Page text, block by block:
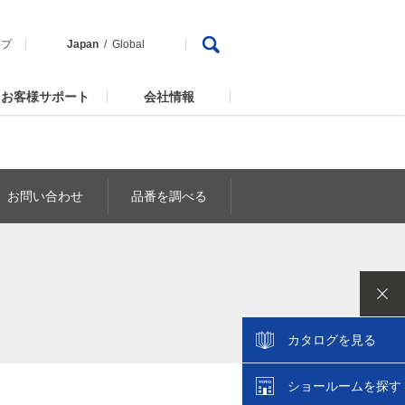
Japan Global
お客様サポート 会社情報
お問い合わせ 品番を調べる
カタログを見る
ショールームを探す